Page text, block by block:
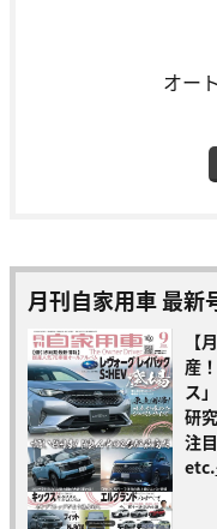
オー
月刊自家用車 最新
【
産
ス
研
注
etc.